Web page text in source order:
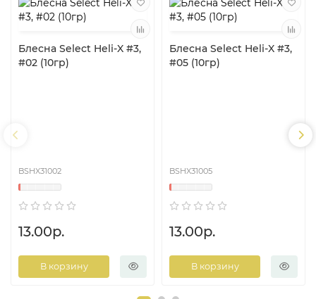
Блесна Select Heli-X #3,
#02 (10гр)
BSHX31002
13.00р.
В корзину
Блесна Select Heli-X #3,
#05 (10гр)
BSHX31005
13.00р.
В корзину